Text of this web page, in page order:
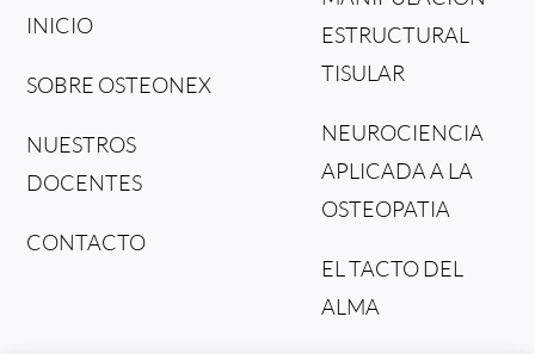
INICIO
SOBRE OSTEONEX
NUESTROS
DOCENTES
CONTACTO
ESTRUCTURAL
TISULAR
NEUROCIENCIA
APLICADA A LA
OSTEOPATIA
EL TACTO DEL
ALMA